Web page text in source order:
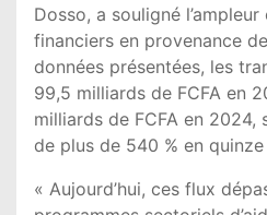
Dosso, a souligné
financiers en provenance
données présentées, les
99,5 milliards de FCFA en
milliards de FCFA en 2024,
de plus de 540 % en quinze
« Aujourd’hui, ces flux